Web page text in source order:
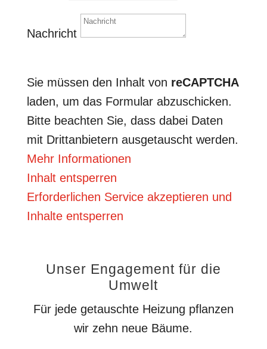
Nachricht
Sie müssen den Inhalt von reCAPTCHA
laden, um das Formular abzuschicken.
Bitte beachten Sie, dass dabei Daten
mit Drittanbietern ausgetauscht werden.
Mehr Informationen
Inhalt entsperren
Erforderlichen Service akzeptieren und
Inhalte entsperren
Unser Engagement für die
Umwelt
Für jede getauschte Heizung pflanzen
wir zehn neue Bäume.